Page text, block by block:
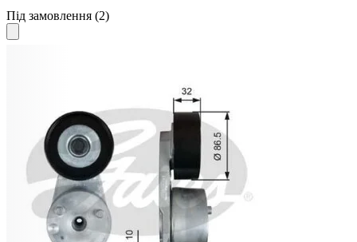
Під замовлення (2)